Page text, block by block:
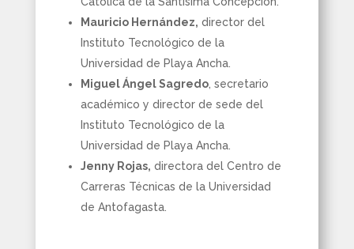
Mauricio Hernández, director del
Instituto Tecnológico de la
Universidad de Playa Ancha.
Miguel Ángel Sagredo, secretario
académico y director de sede del
Instituto Tecnológico de la
Universidad de Playa Ancha.
Jenny Rojas, directora del Centro de
Carreras Técnicas de la Universidad
de Antofagasta.